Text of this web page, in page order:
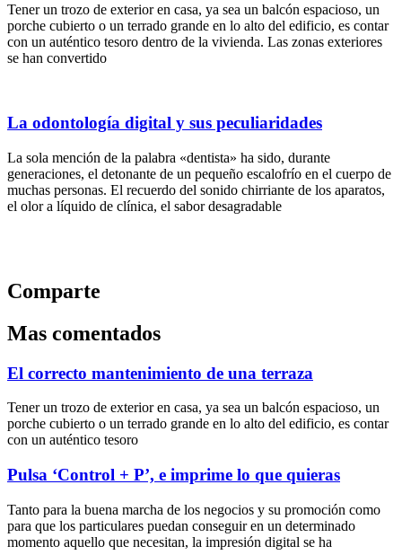
Tener un trozo de exterior en casa, ya sea un balcón espacioso, un
porche cubierto o un terrado grande en lo alto del edificio, es contar
con un auténtico tesoro dentro de la vivienda. Las zonas exteriores
se han convertido
La odontología digital y sus peculiaridades
La sola mención de la palabra «dentista» ha sido, durante
generaciones, el detonante de un pequeño escalofrío en el cuerpo de
muchas personas. El recuerdo del sonido chirriante de los aparatos,
el olor a líquido de clínica, el sabor desagradable
Comparte
Mas comentados
El correcto mantenimiento de una terraza
Tener un trozo de exterior en casa, ya sea un balcón espacioso, un
porche cubierto o un terrado grande en lo alto del edificio, es contar
con un auténtico tesoro
Pulsa ‘Control + P’, e imprime lo que quieras
Tanto para la buena marcha de los negocios y su promoción como
para que los particulares puedan conseguir en un determinado
momento aquello que necesitan, la impresión digital se ha